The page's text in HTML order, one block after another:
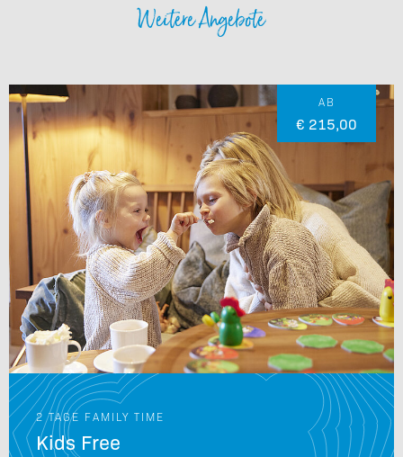
Weitere Angebote
2 TAGE FAMILY TIME
Kids Free
AB
€ 215,00